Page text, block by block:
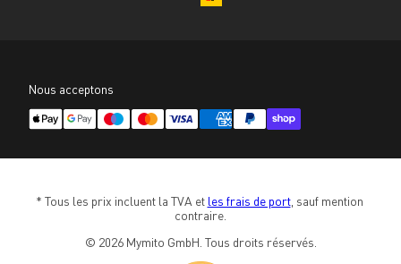
Nous acceptons
* Tous les prix incluent la TVA et les frais de port, sauf mention
contraire.
© 2026 Mymito GmbH. Tous droits réservés.